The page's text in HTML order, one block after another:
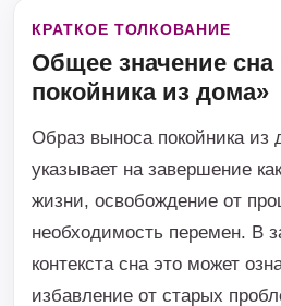
КРАТКОЕ ТОЛКОВАНИЕ
Общее значение
покойника из дома»
Образ выноса покойника из
указывает на завершение
жизни, освобождение от
необходимость перемен. В
контекста сна это может
избавление от старых